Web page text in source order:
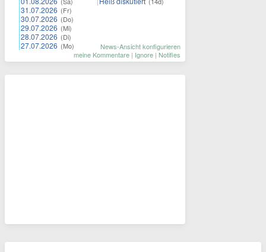
31.07.2026 (Fr)
30.07.2026 (Do)
29.07.2026 (Mi)
28.07.2026 (Di)
27.07.2026 (Mo)
News-Ansicht konfigurieren
meine Kommentare | Ignore | Notifies